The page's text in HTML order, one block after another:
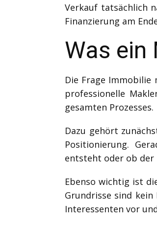
Verkauf tatsächlich
Finanzierung am
Was
Die Frage
professionelle
gesamten Prozesses.
Dazu gehört
Positionierung.
entsteht oder ob
Ebenso wichtig ist
Grundrisse sind
Interessenten vor